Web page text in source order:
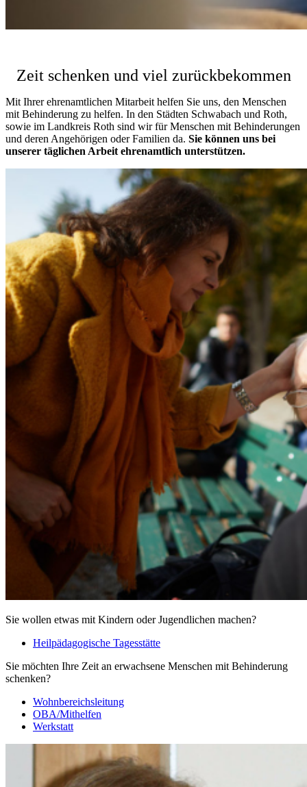
Zeit schenken und viel zurückbekommen
Mit Ihrer ehrenamtlichen Mitarbeit helfen Sie uns, den Menschen
mit Behinderung zu helfen. In den Städten Schwabach und Roth,
sowie im Landkreis Roth sind wir für Menschen mit Behinderungen
und deren Angehörigen oder Familien da. Sie können uns bei
unserer täglichen Arbeit ehrenamtlich unterstützen.
Sie wollen etwas mit Kindern oder Jugendlichen machen?
Heilpädagogische Tagesstätte
Sie möchten Ihre Zeit an erwachsene Menschen mit Behinderung
schenken?
Wohnbereichsleitung
OBA/Mithelfen
Werkstatt